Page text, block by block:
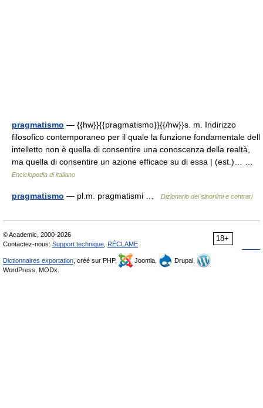
pragmatismo — {{hw}}{{pragmatismo}}{{/hw}}s. m. Indirizzo
filosofico contemporaneo per il quale la funzione fondamentale dell
intelletto non è quella di consentire una conoscenza della realtà,
ma quella di consentire un azione efficace su di essa | (est.)… …
Enciclopedia di italiano
pragmatismo — pl.m. pragmatismi … Dizionario dei sinonimi e contrari
18+
© Academic, 2000-2026
Contactez-nous: Support technique RÉCLAME
Dictionnaires exportation , créé sur PHP, Joomla,
Drupal,
WordPress, MODx.